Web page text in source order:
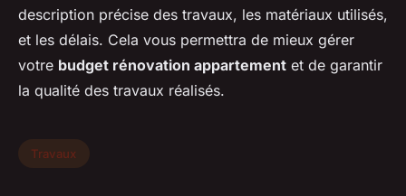
description précise des travaux, les matériaux utilisés,
et les délais. Cela vous permettra de mieux gérer
votre budget rénovation appartement et de garantir
la qualité des travaux réalisés.
Travaux